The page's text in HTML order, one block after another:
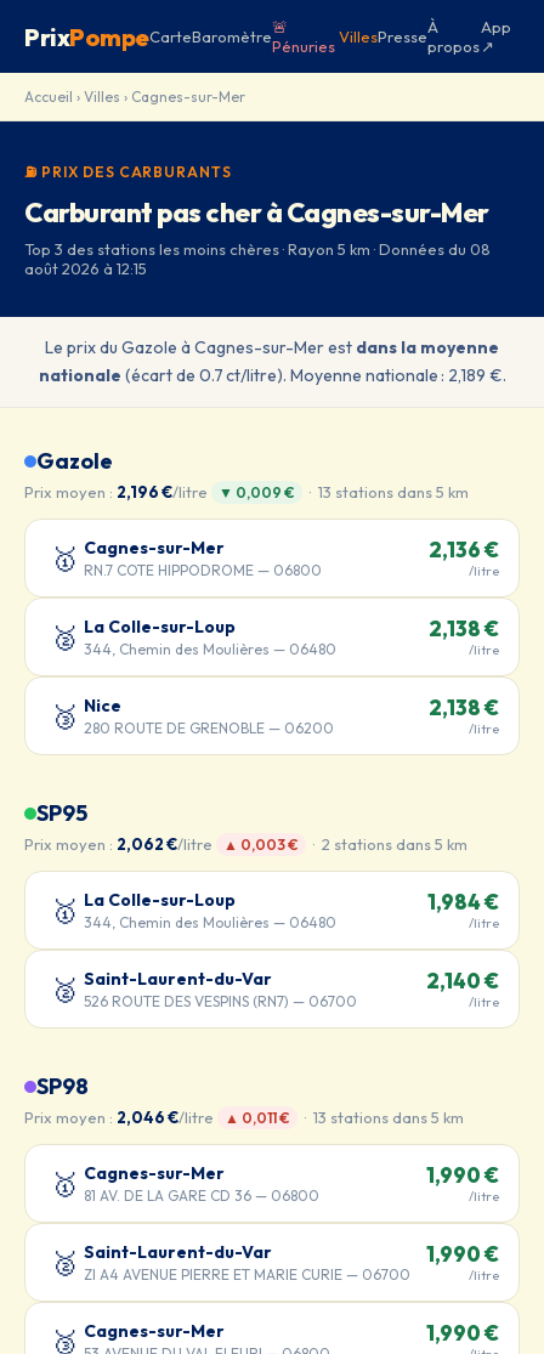
PrixPompeCarteBaromètre🚨
Pénuries VillesPresseÀ
propos
App
↗
Accueil › Villes › Cagnes-sur-Mer
⛽ PRIX DES CARBURANTS
Carburant pas cher à Cagnes-sur-Mer
Top 3 des stations les moins chères · Rayon 5 km · Données du 08
août 2026 à 12:15
Le prix du Gazole à Cagnes-sur-Mer est dans la moyenne
nationale (écart de 0.7 ct/litre). Moyenne nationale : 2,189 €.
Gazole
Prix moyen : 2,196 €/litre ▼ 0,009 € · 13 stations dans 5 km
🥇 Cagnes-sur-Mer
RN.7 COTE HIPPODROME — 06800
2,136 €
/litre
🥈 La Colle-sur-Loup
344, Chemin des Moulières — 06480
2,138 €
/litre
🥉 Nice
280 ROUTE DE GRENOBLE — 06200
2,138 €
/litre
SP95
Prix moyen : 2,062 €/litre ▲ 0,003 € · 2 stations dans 5 km
🥇 La Colle-sur-Loup
344, Chemin des Moulières — 06480
1,984 €
/litre
🥈 Saint-Laurent-du-Var
526 ROUTE DES VESPINS (RN7) — 06700
2,140 €
/litre
SP98
Prix moyen : 2,046 €/litre ▲ 0,011 € · 13 stations dans 5 km
🥇 Cagnes-sur-Mer
81 AV. DE LA GARE CD 36 — 06800
1,990 €
/litre
🥈 Saint-Laurent-du-Var
ZI A4 AVENUE PIERRE ET MARIE CURIE — 06700
1,990 €
/litre
🥉 Cagnes-sur-Mer 1,990 €